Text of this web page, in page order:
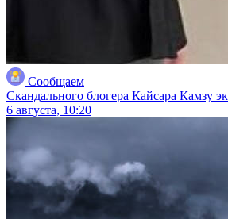
Сообщаем
Скандального блогера Кайсара Камзу
6 августа, 10:20